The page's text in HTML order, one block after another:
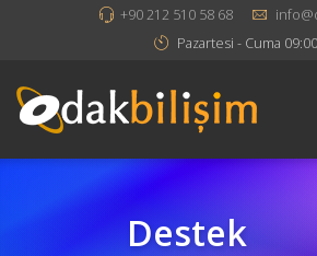
+90 212 510 58 68
Pazartesi - Cuma
Destek